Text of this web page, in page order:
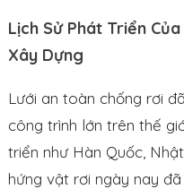
Lịch Sử Phát Triển
Xây Dựng
Lưới an toàn chống rơi
công trình lớn trên thế
triển như Hàn Quốc,
hứng vật rơi ngày nay